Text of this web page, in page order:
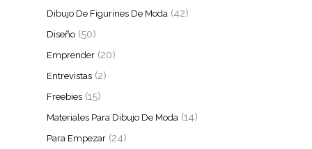
Dibujo De Figurines De Moda(42)
Diseño(50)
Emprender(20)
Entrevistas(2)
Freebies(15)
Materiales Para Dibujo De Moda(14)
Para Empezar(24)